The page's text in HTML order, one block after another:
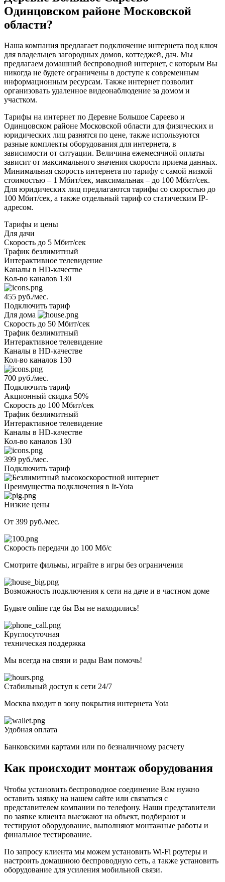
Одинцовском районе Московской
области?
Наша компания предлагает подключение интернета под ключ
для владельцев загородных домов, коттеджей, дач. Мы
предлагаем домашний беспроводной интернет, с которым Вы
никогда не будете ограничены в доступе к современным
информационным ресурсам. Также интернет позволит
организовать удаленное видеонаблюдение за домом и
участком.
Тарифы на интернет по Деревне Большое Сареево и
Одинцовском районе Московской области для физических и
юридических лиц разнятся по цене, также используются
разные комплекты оборудования для интернета, в
зависимости от ситуации. Величина ежемесячной оплаты
зависит от максимального значения скорости приема данных.
Минимальная скорость интернета по тарифу с самой низкой
стоимостью – 1 Мбит/сек, максимальная – до 100 Мбит/сек.
Для юридических лиц предлагаются тарифы со скоростью до
100 Мбит/сек, а также отдельный тариф со статическим IP-
адресом.
Тарифы и цены
Для дачи
Скорость до 5 Мбит/сек
Трафик безлимитный
Интерактивное телевидение
Каналы в HD-качестве
Кол-во каналов 130
455 руб./мес.
Подключить тариф
Для дома
Скорость до 50 Мбит/сек
Трафик безлимитный
Интерактивное телевидение
Каналы в HD-качестве
Кол-во каналов 130
700 руб./мес.
Подключить тариф
Акционный скидка 50%
Скорость до 100 Мбит/сек
Трафик безлимитный
Интерактивное телевидение
Каналы в HD-качестве
Кол-во каналов 130
399 руб./мес.
Подключить тариф
Преимущества подключения в It-Yota
Низкие цены
От 399 руб./мес.
Скорость передачи до 100 Мб/с
Смотрите фильмы, играйте в игры без ограничения
Возможность подключения к сети на даче и в частном доме
Будьте online где бы Вы не находились!
Круглосуточная
техническая поддержка
Мы всегда на связи и рады Вам помочь!
Стабильный доступ к сети 24/7
Москва входит в зону покрытия интернета Yota
Удобная оплата
Банковскими картами или по безналичному расчету
Как происходит монтаж оборудования
Чтобы установить беспроводное соединение Вам нужно
оставить заявку на нашем сайте или связаться с
представителем компании по телефону. Наши представители
по заявке клиента выезжают на объект, подбирают и
тестируют оборудование, выполняют монтажные работы и
финальное тестирование.
По запросу клиента мы можем установить Wi-Fi роутеры и
настроить домашнюю беспроводную сеть, а также установить
оборудование для усиления мобильной связи.